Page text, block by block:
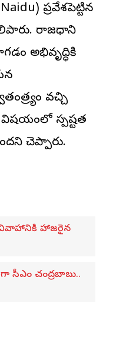
ప్రవేశపెట్టిన
రాజధాని
అభివృద్ధికి
వచ్చి
స్పష్టత
చెప్పారు.
వివాహానికి హాజరైన
సీఎం చంద్రబాబు..